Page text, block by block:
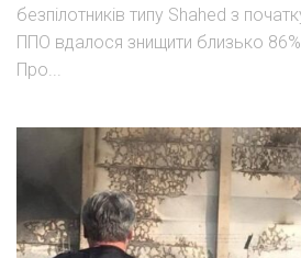
безпілотників типу Shahed з
ППО вдалося знищити близько
Про...